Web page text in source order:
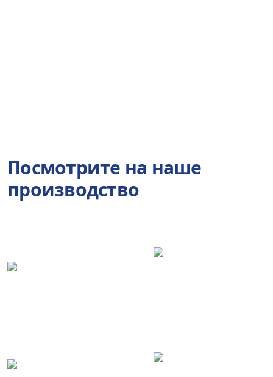
Посмотрите на наше
производство